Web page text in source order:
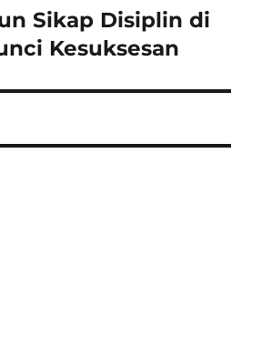
Sikap Disiplin di
Kesuksesan